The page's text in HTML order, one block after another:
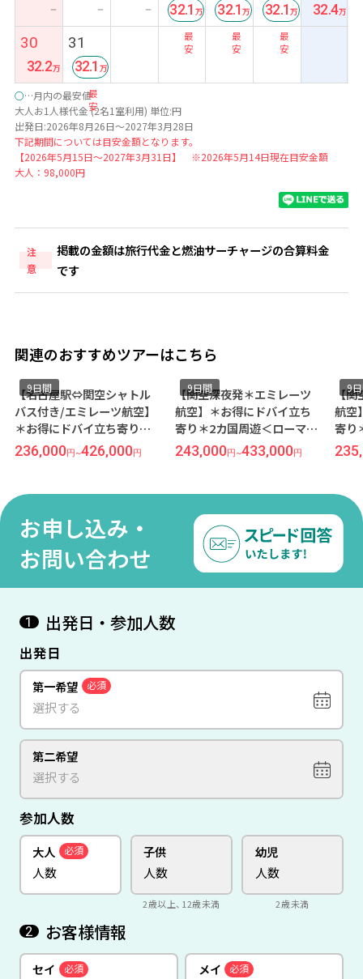
ー ー ー
最
安
32.1
最
安
32.1
最
安
32.1 32.4
30
32.2
31
最
安
32.1
○…月内の最安値
大人お1人様代金 (2名1室利用) 単位:円
出発日:2026年8月26日～2027年3月28日
下記期間については目安金額となります。
【2026年5月15日～2027年3月31日】 ※2026年5月14日現在目安金額
大人：98,000円
注
意
掲載の金額は旅行代金と燃油サーチャージの合算料金
です
関連のおすすめツアーはこちら
【名古屋駅⇔関空シャトル
バス付き/エミレーツ航空】
＊お得にドバイ立ち寄り＊2
カ国周遊＜ベネチア×ドバ
イ＞9日間（価格重視ホテ
9日間
236,000 円~426,000 円
【関空深夜発＊エミレーツ
航空】＊お得にドバイ立ち
寄り＊2カ国周遊＜ローマ×
ドバイ＞9日間（価格重視ホ
テル）
9日間
243,000 円~433,000 円
【
航空
寄り
×ド
ホ
9
お申し込み・
お問い合わせ
1 出発日・参加人数
出発日
第一希望 必須
第二希望
参加人数
大人 必須 子供
2歳以上、12歳未満
幼児
2歳未満
2 お客様情報
セイ 必須 メイ 必須